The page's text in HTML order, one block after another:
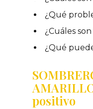
¿Qué
¿Cuáles
¿Qué
positivo